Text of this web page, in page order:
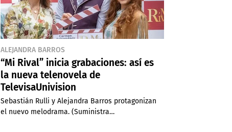
ALEJANDRA BARROS
“Mi Rival” inicia grabaciones: así es
la nueva telenovela de
TelevisaUnivision
Sebastián Rulli y Alejandra Barros protagonizan
el nuevo melodrama. (Suministra…